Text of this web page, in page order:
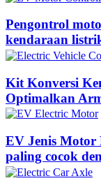
Pengontrol
kendaraan
Kit Konversi
Optimalkan
EV Jenis
paling cocok